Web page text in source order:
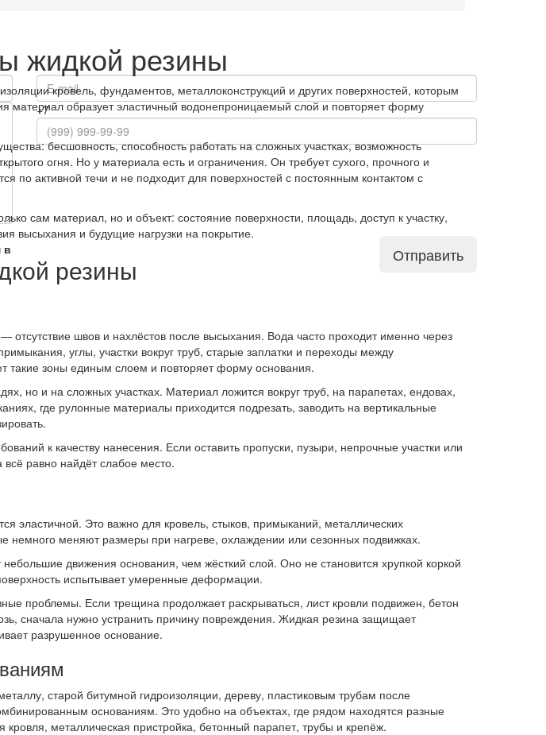
+7
в
Отправить
жидкой резины
кровель, фундаментов, металлоконструкций и других поверхностей, которым
материал образует эластичный водонепроницаемый слой и повторяет форму
бесшовность, способность работать на сложных участках, возможность
огня. Но у материала есть и ограничения. Он требует сухого, прочного и
по активной течи и не подходит для поверхностей с постоянным контактом с
сам материал, но и объект: состояние поверхности, площадь, доступ к участку,
высыхания и будущие нагрузки на покрытие.
резины
отсутствие швов и нахлёстов после высыхания. Вода часто проходит именно через
углы, участки вокруг труб, старые заплатки и переходы между
такие зоны единым слоем и повторяет форму основания.
но и на сложных участках. Материал ложится вокруг труб, на парапетах, ендовах,
где рулонные материалы приходится подрезать, заводить на вертикальные
к качеству нанесения. Если оставить пропуски, пузыри, непрочные участки или
равно найдёт слабое место.
эластичной. Это важно для кровель, стыков, примыканий, металлических
немного меняют размеры при нагреве, охлаждении или сезонных подвижках.
движения основания, чем жёсткий слой. Оно не становится хрупкой коркой
испытывает умеренные деформации.
проблемы. Если трещина продолжает раскрываться, лист кровли подвижен, бетон
сначала нужно устранить причину повреждения. Жидкая резина защищает
разрушенное основание.
старой битумной гидроизоляции, дереву, пластиковым трубам после
основаниям. Это удобно на объектах, где рядом находятся разные
металлическая пристройка, бетонный парапет, трубы и крепёж.